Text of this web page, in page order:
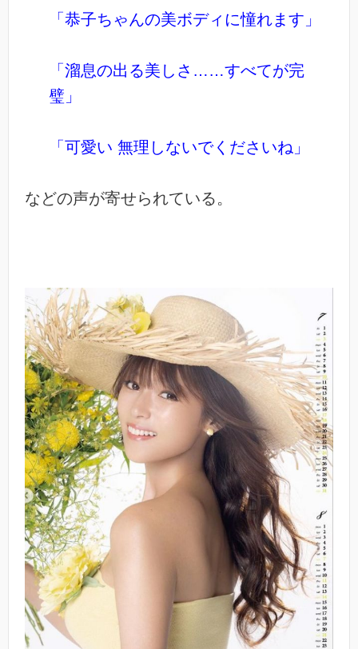
「恭子ちゃんの美ボディに憧れます」
「溜息の出る美しさ……すべてが完
璧」
「可愛い 無理しないでくださいね」
などの声が寄せられている。